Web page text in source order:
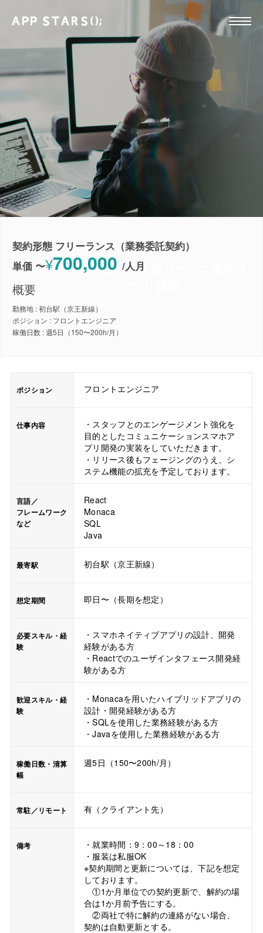
フロントエンジニア ｜人材サービス業向け
契約形態 フリーランス（業務委託契約）
単価 〜¥700,000 /人月
概要
勤務地 : 初台駅（京王新線）
ポジション : フロントエンジニア
稼働日数 : 週5日（150〜200h/月）
ポジション フロントエンジニア
仕事内容
・スタッフとのエンゲージメント強化を
目的としたコミュニケーションスマホア
プリ開発の実装をしていただきます。
・リリース後もフェージングのうえ、シ
ステム機能の拡充を予定しております。
言語／
フレームワーク
など
React
Monaca
SQL
Java
最寄駅 初台駅（京王新線）
想定期間 即日〜（長期を想定）
必要スキル・経
験
・スマホネイティブアプリの設計、開発
経験がある方
・Reactでのユーザインタフェース開発経
験がある方
歓迎スキル・経
験
・Monacaを用いたハイブリッドアプリの
設計・開発経験がある方
・SQLを使用した業務経験がある方
・Javaを使用した業務経験がある方
稼働日数・清算
幅
週5日（150〜200h/月）
常駐／リモート 有（クライアント先）
備考
・就業時間：9：00～18：00
・服装は私服OK
※契約期間と更新については、下記を想定
しております。
①1か月単位での契約更新で、解約の場
合は1か月前予告にする。
②両社で特に解約の連絡がない場合、
契約は自動更新とする。